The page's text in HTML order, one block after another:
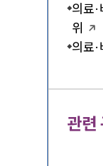
의료·
위
의료·
관련